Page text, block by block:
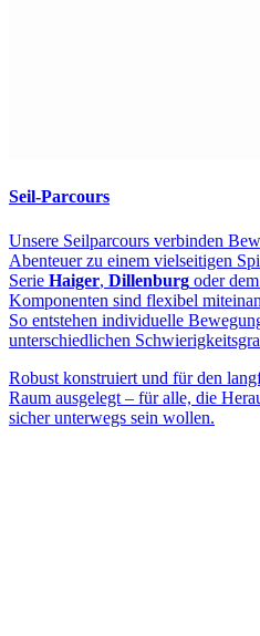
Seil-Parcours
Unsere Seilparcours verbinden
Abenteuer zu einem vielseitigen
Serie Haiger, Dillenburg oder dem
Komponenten sind flexibel
So entstehen individuelle
unterschiedlichen
Robust konstruiert und für den
Raum ausgelegt – für alle, die
sicher unterwegs sein wollen.